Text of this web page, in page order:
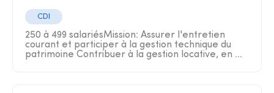
CDI
250 à 499 salariésMission: Assurer l'entretien
courant et participer à la gestion technique du
patrimoine Contribuer à la gestion locative, en ...